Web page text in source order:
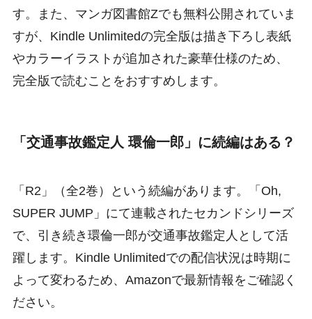
す。また、マンガ図書館Zでも無料公開されていま
すが、Kindle Unlimitedの完全版は描き下ろし表紙
やカラーイラストが追加された豪華仕様のため、
完全版で読むことをおすすめします。
「交通事故鑑定人 環倫一郎」に続編はある？
「R2」（全2巻）という続編があります。「Oh,
SUPER JUMP」にて連載されたセカンドシリーズ
で、引き続き環倫一郎が交通事故鑑定人として活
躍します。Kindle Unlimitedでの配信状況は時期に
よって変わるため、Amazonで最新情報をご確認く
ださい。